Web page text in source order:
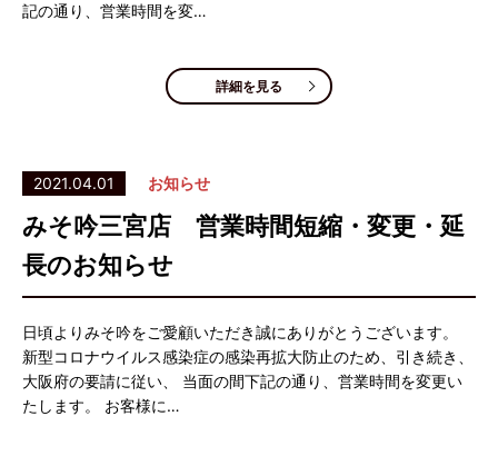
記の通り、営業時間を変…
詳細を見る
2021.04.01 お知らせ
みそ吟三宮店 営業時間短縮・変更・延
長のお知らせ
日頃よりみそ吟をご愛顧いただき誠にありがとうございます。
新型コロナウイルス感染症の感染再拡大防止のため、引き続き、
大阪府の要請に従い、 当面の間下記の通り、営業時間を変更い
たします。 お客様に…